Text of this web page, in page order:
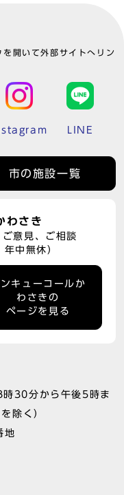
開いて外部サイトへリン
LINE
市の施設一覧
わさき
意見、ご相談
中無休）
キューコールか
わさきの
ページを見る
時30分から午後5時ま
除く）
地